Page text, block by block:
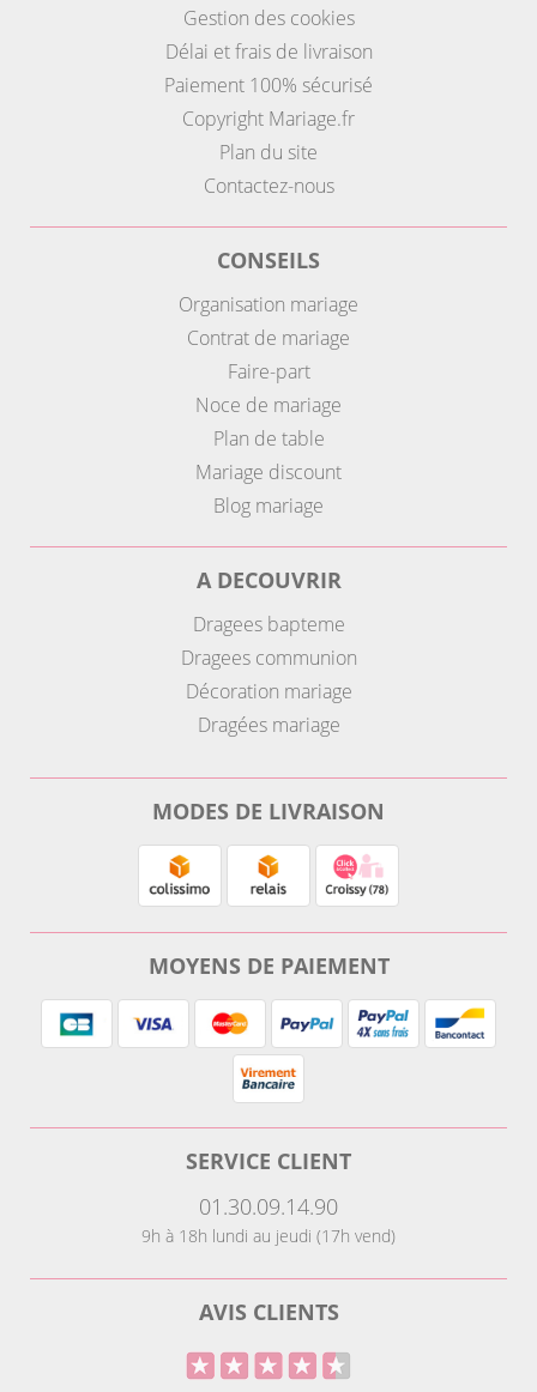
Gestion des cookies
Délai et frais de livraison
Paiement 100% sécurisé
Copyright Mariage.fr
Plan du site
Contactez-nous
CONSEILS
Organisation mariage
Contrat de mariage
Faire-part
Noce de mariage
Plan de table
Mariage discount
Blog mariage
A DECOUVRIR
Dragees bapteme
Dragees communion
Décoration mariage
Dragées mariage
MODES DE LIVRAISON
MOYENS DE PAIEMENT
SERVICE CLIENT
01.30.09.14.90
9h à 18h lundi au jeudi (17h vend)
AVIS CLIENTS